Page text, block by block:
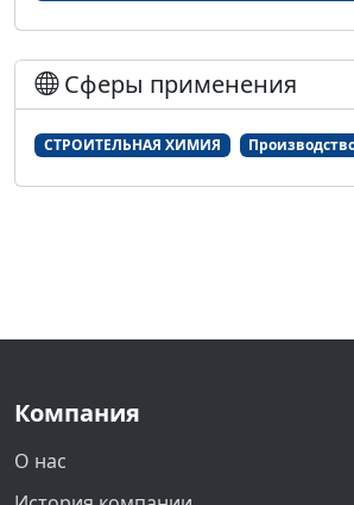
Сферы применения
СТРОИТЕЛЬНАЯ ХИМИЯ
Компания
О нас